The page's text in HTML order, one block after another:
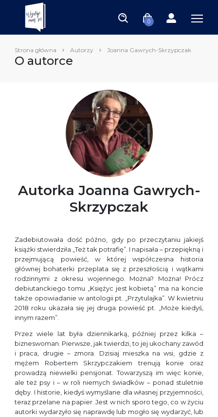
0
Strona główna Autorzy Joanna Gawrych-Skrzypczak
O autorce
Autorka Joanna Gawrych-
Skrzypczak
Zadebiutowała dość późno, gdy po przeczytaniu jakiejś
książki stwierdziła „Też tak potrafię”. I napisała – przepiękną i
przejmującą powieść, w której współczesna historia
głównej bohaterki przeplata się z przeszłością i wątkami
rodzinnymi z okresu wojennego. Można? Można! Prócz
debiutanckiego tomu „Księżyc jest kobietą” ma na koncie
także opowiadanie w antologii pt. „Przytulajka”. W kwietniu
2018 roku ukazała się jej druga powieść pt. „Może kiedyś,
innym razem”.
Przez wiele lat była dziennikarką, później przez kilka –
bizneswoman. Pierwsze, jak twierdzi, to jej ukochany zawód
i praca, drugie – zmora. Dzisiaj mieszka na wsi, gdzie z
mężem Robertem Skrzypczakiem trenują konie oraz
prowadzą niewielki pensjonat. Towarzyszą im więc konie,
ale też psy i – w roli niemych świadków – ponad stuletnie
dęby. I historie, kiedyś wymyślane dla własnej przyjemności,
teraz przelane na papier. Jest w nich sporo tego, co w życiu
autorki wydarzyło się naprawdę lub mogło się wydarzyć, lub